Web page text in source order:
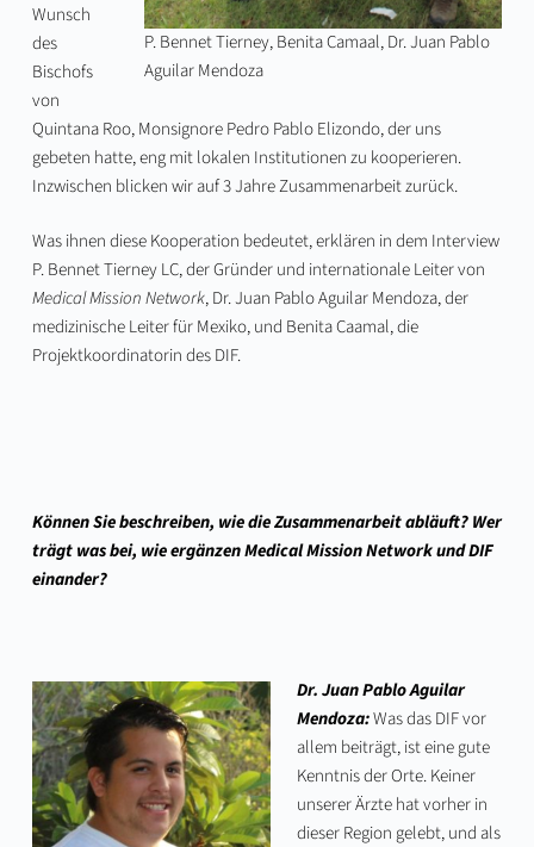
P. Bennet Tierney, Benita Camaal, Dr. Juan Pablo
Aguilar Mendoza
Wunsch
des
Bischofs
von
Quintana Roo, Monsignore Pedro Pablo Elizondo, der uns
gebeten hatte, eng mit lokalen Institutionen zu kooperieren.
Inzwischen blicken wir auf 3 Jahre Zusammenarbeit zurück.
Was ihnen diese Kooperation bedeutet, erklären in dem Interview
P. Bennet Tierney LC, der Gründer und internationale Leiter von
Medical Mission Network, Dr. Juan Pablo Aguilar Mendoza, der
medizinische Leiter für Mexiko, und Benita Caamal, die
Projektkoordinatorin des DIF.
Können Sie beschreiben, wie die Zusammenarbeit abläuft? Wer
trägt was bei, wie ergänzen Medical Mission Network und DIF
einander?
Dr. Juan Pablo Aguilar
Mendoza:Was das DIF vor
allem beiträgt, ist eine gute
Kenntnis der Orte. Keiner
unserer Ärzte hat vorher in
dieser Region gelebt, und als